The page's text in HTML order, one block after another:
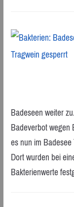
Badeseen weiter
Badeverbot
es nun im
Dort wurden bei
Bakterienwerte